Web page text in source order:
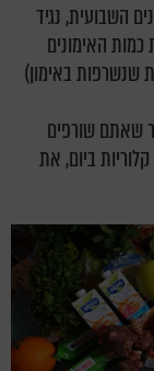
השבועית, נגיד
את כמות האימונים
שנשרפות באימון)
זה אומר שאתם שורפים
באימון 900 קלוריות בשבוע, ובממוצע 130 קלוריות ביום, את